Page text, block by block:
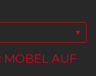
▼
MÖBEL AUF